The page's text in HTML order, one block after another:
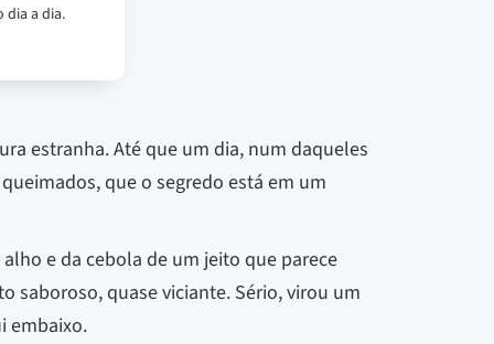
dia a dia.
estranha. Até que um dia, num daqueles
que o segredo está em um
e da cebola de um jeito que parece
saboroso, quase viciante. Sério, virou um
embaixo.